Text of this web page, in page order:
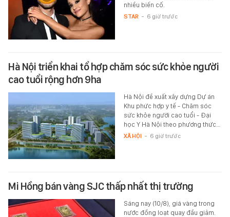
nhiều biến cố.
STAR - 6 giờ trước
Hà Nội triển khai tổ hợp chăm sóc sức khỏe người
cao tuổi rộng hơn 9ha
Hà Nội đề xuất xây dựng Dự án
Khu phức hợp y tế - Chăm sóc
sức khỏe người cao tuổi - Đại
học Y Hà Nội theo phương thức…
XÃ HỘI - 6 giờ trước
Mi Hồng bán vàng SJC thấp nhất thị trường
Sáng nay (10/8), giá vàng trong
nước đồng loạt quay đầu giảm.